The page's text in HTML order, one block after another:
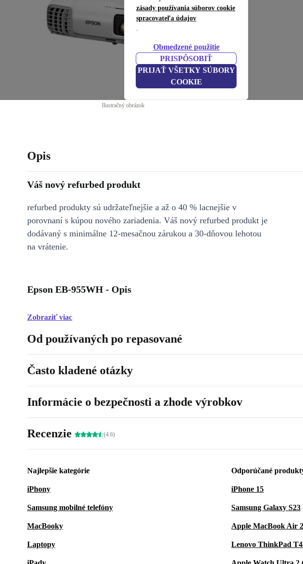
zásady používania súborov cookie
spracovateľa údajov
.
Obmedzené použitie
PRISPÔSOBIŤ
PRIJAŤ VŠETKY SÚBORY
COOKIE
Ilustračný obrázok
Opis
Váš nový refurbed produkt
refurbed produkty sú udržateľnejšie a až o 40 % lacnejšie v
porovnaní s kúpou nového zariadenia. Váš nový refurbed produkt je
dodávaný s minimálne 12-mesačnou zárukou a 30-dňovou lehotou
na vrátenie.
Epson EB-955WH - Opis
Zobraziť viac
Od používaných po repasované
Často kladené otázky
Informácie o bezpečnosti a zhode výrobkov
Recenzie (4.6)
Najlepšie kategórie
iPhony
Samsung mobilné telefóny
MacBooky
Laptopy
Odporúčané
iPhone 15
Samsung Galaxy S23
Apple MacBook Air
Lenovo ThinkPad